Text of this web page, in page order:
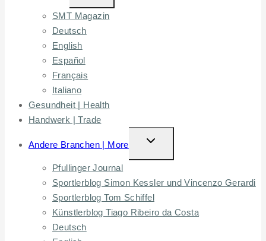
CHILD
MENU
SMT Magazin
Deutsch
English
Español
Français
Italiano
Gesundheit | Health
Handwerk | Trade
Andere Branchen | More
TOGGLE
CHILD
Pfullinger Journal
Sportlerblog Simon Kessler und Vincenzo Gerardi
Sportlerblog Tom Schiffel
Künstlerblog Tiago Ribeiro da Costa
Deutsch